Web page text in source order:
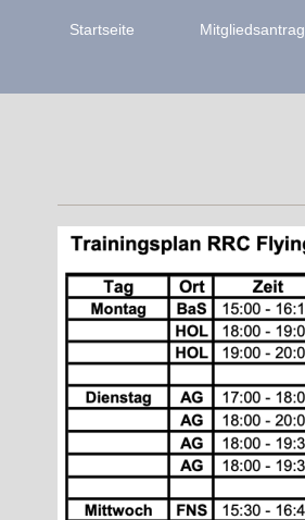
Startseite Mitgliedsantrag